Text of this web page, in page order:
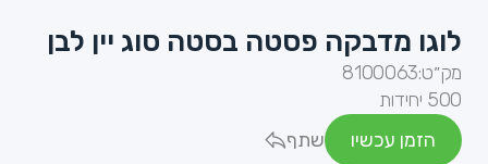
לוגו מדבקה פסטה בסטה סוג יין לבן
מק״ט:8100063
500 יחידות
הזמן עכשיו
שתף